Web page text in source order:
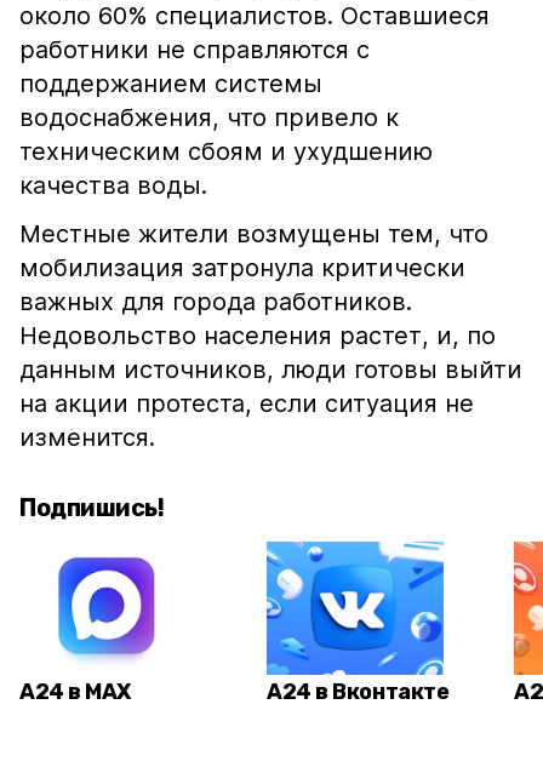
около 60% специалистов. Оставшиеся
работники не справляются с
поддержанием системы
водоснабжения, что привело к
техническим сбоям и ухудшению
качества воды.
Местные жители возмущены тем, что
мобилизация затронула критически
важных для города работников.
Недовольство населения растет, и, по
данным источников, люди готовы выйти
на акции протеста, если ситуация не
изменится.
Подпишись!
А24 в MAX А24 в Вконтакте